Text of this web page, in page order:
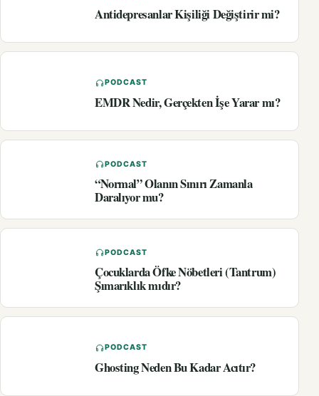
Antidepresanlar Kişiliği Değiştirir mi?
PODCAST
EMDR Nedir, Gerçekten İşe Yarar mı?
PODCAST
“Normal” Olanın Sınırı Zamanla
Daralıyor mu?
PODCAST
Çocuklarda Öfke Nöbetleri (Tantrum)
Şımarıklık mıdır?
PODCAST
Ghosting Neden Bu Kadar Acıtır?